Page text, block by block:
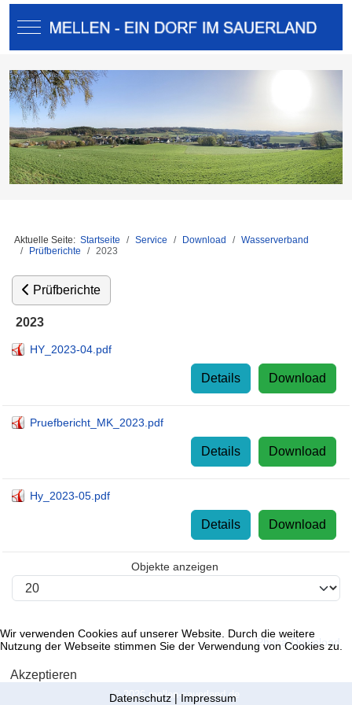
Mobile Menu Toggle
Aktuelle Seite: Startseite Service Download
Wasserverband
Prüfberichte
2023
Prüfberichte
2023
HY_2023-04.pdf
Download
Details
Pruefbericht_MK_2023.pdf
Download
Details
Hy_2023-05.pdf
Download
Details
Objekte anzeigen
Powered byPhoca Download
© 2026 mellen-sauerland.de
Wir verwenden Cookies auf unserer Website. Durch die weitere
Nutzung der Webseite stimmen Sie der Verwendung von Cookies zu.
Akzeptieren
Datenschutz|Impressum